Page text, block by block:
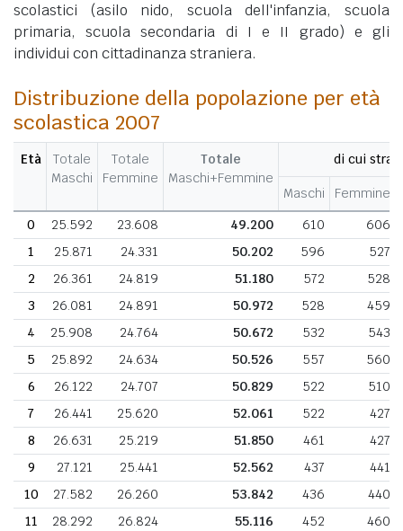
scolastici (asilo nido, scuola dell'infanzia, scuola
primaria, scuola secondaria di I e II grado) e gli
individui con cittadinanza straniera.
Distribuzione della popolazione per età
scolastica 2007
Età
Totale
Maschi
Totale
Femmine
Totale
Maschi+Femmine
di cui
Maschi
Femmine
0
25.592 23.608 49.200 610 606
1
25.871 24.331 50.202 596 527
2
26.361 24.819 51.180 572 528
3
26.081 24.891 50.972 528
459
4
25.908 24.764 50.672 532 543
5
25.892 24.634 50.526 557
560
6
26.122 24.707 50.829 522 510
7
26.441 25.620 52.061 522
427
8
26.631 25.219 51.850 461
427
9
27.121 25.441 52.562 437
441
10
27.582 26.260 53.842 436
440
11
28.292 26.824 55.116 452
460